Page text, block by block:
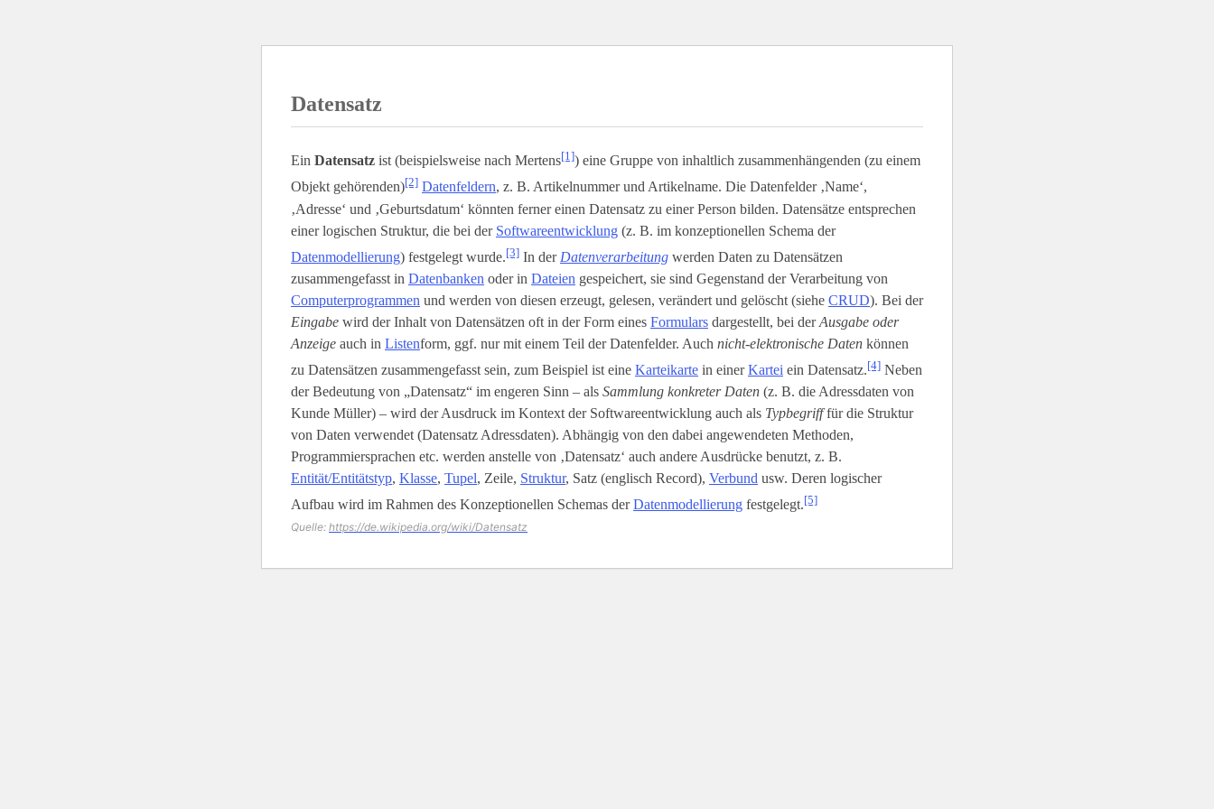
Datensatz
Ein Datensatz ist (beispielsweise nach Mertens[1]) eine Gruppe von inhaltlich zusammenhängenden (zu einem
Objekt gehörenden)[2] Datenfeldern, z. B. Artikelnummer und Artikelname. Die Datenfelder ‚Name‘,
‚Adresse‘ und ‚Geburtsdatum‘ könnten ferner einen Datensatz zu einer Person bilden. Datensätze entsprechen
einer logischen Struktur, die bei der Softwareentwicklung (z. B. im konzeptionellen Schema der
Datenmodellierung) festgelegt wurde.[3] In der Datenverarbeitung werden Daten zu Datensätzen
zusammengefasst in Datenbanken oder in Dateien gespeichert, sie sind Gegenstand der Verarbeitung von
Computerprogrammen und werden von diesen erzeugt, gelesen, verändert und gelöscht (siehe CRUD). Bei der
Eingabe wird der Inhalt von Datensätzen oft in der Form eines Formulars dargestellt, bei derAusgabe oder
Anzeige auch in Listen­form, ggf. nur mit einem Teil der Datenfelder. Auch nicht-elektronische Daten können
zu Datensätzen zusammengefasst sein, zum Beispiel ist eine Karteikarte in einerKartei ein Datensatz.[4] Neben
der Bedeutung von „Datensatz“ im engeren Sinn – als Sammlung konkreter Daten (z. B. die Adressdaten von
Kunde Müller) – wird der Ausdruck im Kontext der Softwareentwicklung auch als Typbegrifffür die Struktur
von Daten verwendet (Datensatz Adressdaten). Abhängig von den dabei angewendeten Methoden,
Programmiersprachen etc. werden anstelle von ‚Datensatz‘ auch andere Ausdrücke benutzt, z. B.
Entität/Entitätstyp, Klasse, Tupel, Zeile, Struktur, Satz (englisch Record), Verbund usw. Deren logischer
Aufbau wird im Rahmen des Konzeptionellen Schemas derDatenmodellierung festgelegt.[5]
Quelle: https://de.wikipedia.org/wiki/Datensatz